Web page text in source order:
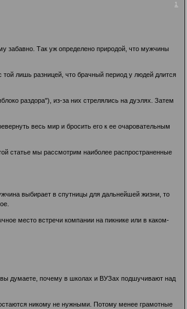
1
забавно. Так уж определено природой, что мужчины
лишь разницей, что брачный период у людей длится
раздора"), из-за них стрелялись на дуэлях. Затем
весь мир и бросить его к ее очаровательным
статье мы рассмотрим наиболее распространенные
выбирает в спутницы для дальнейшей жизни, то
место встречи компании на пикнике или в каком-
вы думаете, почему в школах и ВУЗах подшучивают над
никому не нужными. Потому менее грамотные